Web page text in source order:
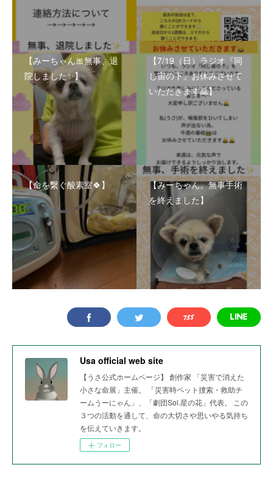
【みーちゃん🎀無事、退
院しました✨】
【7/19（日）ラジオ『同
じ宙の下』お休みさせて
いただきます🙇】
【命を繋ぐ酸素室🍀】
【みーちゃん、無事手術
を終えました】
Usa official web site
【うさ公式ホームページ】 創作家 「災害で消えた
小さな命展」主催。 「災害時ペット捜索・救助チ
ームうーにゃん」、「劇団Sol.星の花」代表。 この
３つの活動を通して、命の大切さや思いやる気持ち
を伝えていきます。
フォロー